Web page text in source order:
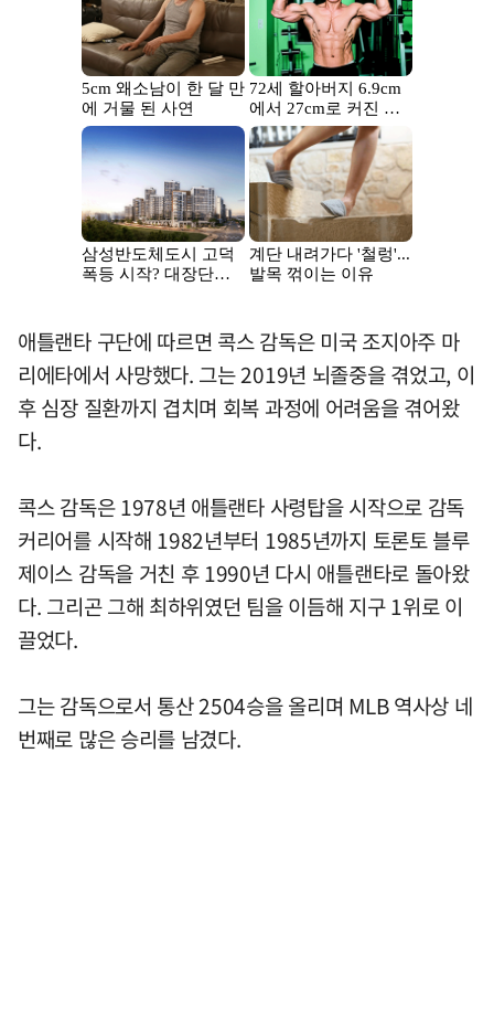
애틀랜타 구단에 따르면 콕스 감독은 미국 조지아주 마
리에타에서 사망했다. 그는 2019년 뇌졸중을 겪었고, 이
후 심장 질환까지 겹치며 회복 과정에 어려움을 겪어왔
다.
콕스 감독은 1978년 애틀랜타 사령탑을 시작으로 감독
커리어를 시작해 1982년부터 1985년까지 토론토 블루
제이스 감독을 거친 후 1990년 다시 애틀랜타로 돌아왔
다. 그리곤 그해 최하위였던 팀을 이듬해 지구 1위로 이
끌었다.
그는 감독으로서 통산 2504승을 올리며 MLB 역사상 네
번째로 많은 승리를 남겼다.